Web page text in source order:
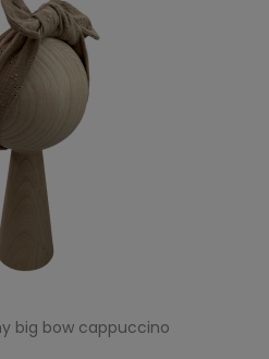
big bow cappuccino